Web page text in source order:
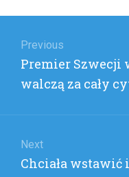
wpisu
Previous
Previous
post:
Premier Szwecji
walczą za cały
Next
Next
Chciała wstawić